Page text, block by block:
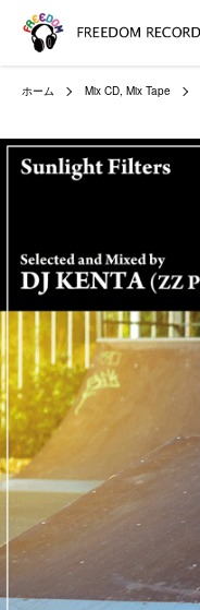
ホーム Mix CD, Mix Tape